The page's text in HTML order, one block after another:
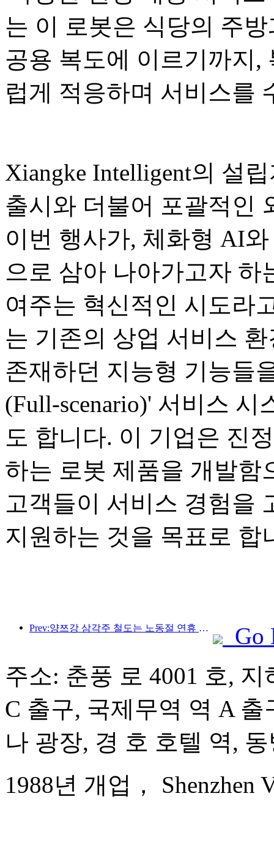
는 이 로봇은 식당의 주
공용 복도에 이르기까지,
럽게 적응하며 서비스를
Xiangke Intelligent의 설
출시와 더불어 포괄적인
이번 행사가, 체화형 AI
으로 삼아 나아가고자
여주는 혁신적인 시도라
는 기존의 상업 서비스
존재하던 지능형 기능들
(Full-scenario)' 서비스
도 합니다. 이 기업은 진
하는 로봇 제품을 개발함
고객들이 서비스 경험을
지원하는 것을 목표로 합
Prev:양쯔강 삼각주 철도는 노동절 연휴 기간 동안 2,138만 명이 넘는 승객을 수송했습니다.
Go
주소: 춘풍 로 4001 호,
C 출구, 국제무역 역 A
나 광장, 경 호 호텔 역,
1988년 개업， Shenzhen